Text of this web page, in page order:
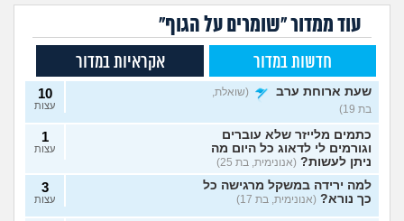
עוד ממדור "שומרים על הגוף"
חדשות במדור אקראיות במדור
שעת ארוחת ערב
(שואלת,
בת 19)
10
עצות
כתמים מלייזר שלא עוברים
וגורמים לי לדאוג כל היום מה
ניתן לעשות? (אנונימית, בת 25)
1
עצות
למה ירידה במשקל מרגישה כל
כך נורא? (אנונימית, בת 17)
3
עצות